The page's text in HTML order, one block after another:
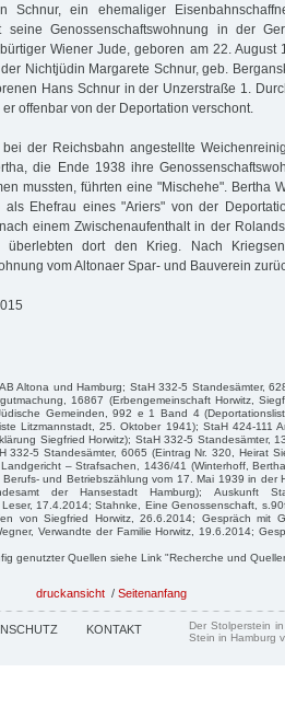
Schnur, ein ehemaliger
seine Genossenschaftswohnung in der
Wiener Jude, geboren am 22. August
Nichtjüdin Margarete Schnur, geb.
Hans Schnur in der Unzerstraße 1.
offenbar von der Deportation verschont.
der Reichsbahn angestellte
die Ende 1938 ihre
mussten, führten eine "Mischehe". Bertha
als Ehefrau eines "Ariers" von der
einem Zwischenaufenthalt in der
überlebten dort den Krieg. Nach
vom Altonaer Spar- und Bauverein
Altona und Hamburg; StaH 332-5 Standesämter,
16867 (Erbengemeinschaft Horwitz,
Gemeinden, 992 e 1 Band 4
Litzmannstadt, 25. Oktober 1941); StaH 424-111
Siegfried Horwitz); StaH 332-5 Standesämter,
332-5 Standesämter, 6065 (Eintrag Nr. 320, Heirat
– Strafsachen, 1436/41 (Winterhoff,
Berufs- und Betriebszählung vom 17. Mai 1939 in der
der Hansestadt Hamburg); Auskunft
17.4.2014; Stahnke, Eine Genossenschaft,
von Siegfried Horwitz, 26.6.2014; Gespräch mit
Verwandte der Familie Horwitz, 19.6.2014;
genutzter Quellen siehe Link "Recherche und
druckansicht / Seitenanfang
KONTAKT
Der Stolperstein
Stein in Hamburg